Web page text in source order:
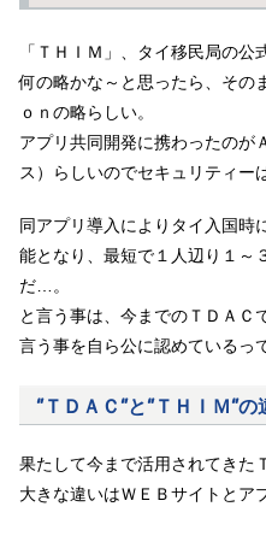
「ＴＨＩＭ」、タイ移民局の公
何の略かな～と思ったら、その
ｏｎの略らしい。
アプリ共同開発に携わったのが
ス）らしいのでセキュリティー
同アプリ導入によりタイ入国時
能となり、最短で１人辺り１～
だ…。
と言う事は、今までのＴＤＡＣ
言う事を自ら公に認めているっ
”ＴＤＡＣ”と”ＴＨＩＭ”
果たして今まで活用されてきた
大きな違いはＷＥＢサイトとア